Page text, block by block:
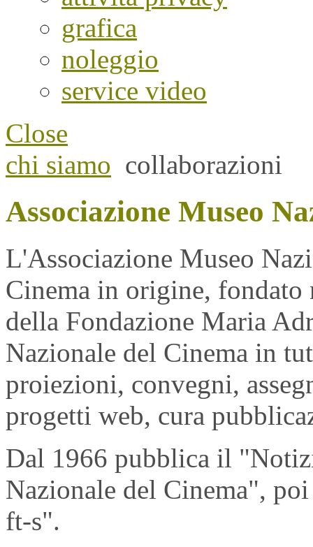
grafica
noleggio
service video
Close
chi siamo collaborazioni
Associazione Museo
L'Associazione Museo
Cinema in origine,
della Fondazione Maria
Nazionale del Cinema in
proiezioni, convegni,
progetti web, cura
Dal 1966 pubblica il
Nazionale del Cinema",
ft-s".